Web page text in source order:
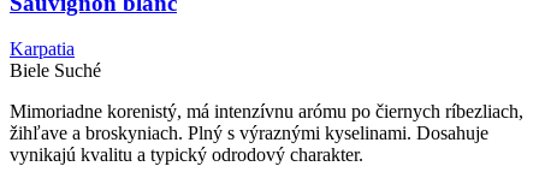
Karpatia
Biele Suché
Mimoriadne korenistý, má intenzívnu arómu po čiernych ríbezliach,
žihľave a broskyniach. Plný s výraznými kyselinami. Dosahuje
vynikajú kvalitu a typický odrodový charakter.